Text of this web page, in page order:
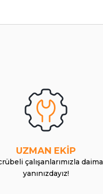
UZMAN EKİP
çalışanlarımızla daima
yanınızdayız!